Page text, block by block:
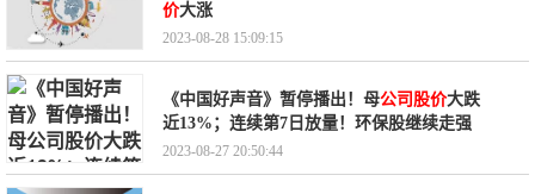
价大涨
2023-08-28 15:09:15
《中国好声音》暂停播出！母公司股价大跌
近13%；连续第7日放量！环保股继续走强
2023-08-27 20:50:44